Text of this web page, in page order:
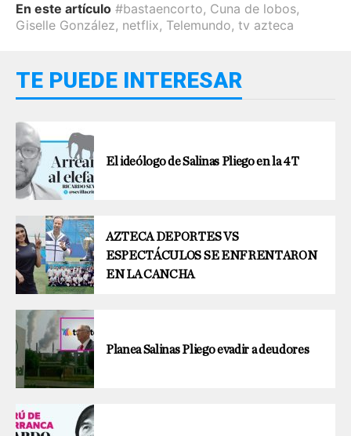
En este artículo #bastaencorto, Cuna de lobos,
Giselle González, netflix, Telemundo, tv azteca
TE PUEDE INTERESAR
El ideólogo de Salinas Pliego en la 4T
AZTECA DEPORTES VS
ESPECTÁCULOS SE ENFRENTARON
EN LA CANCHA
Planea Salinas Pliego evadir a deudores